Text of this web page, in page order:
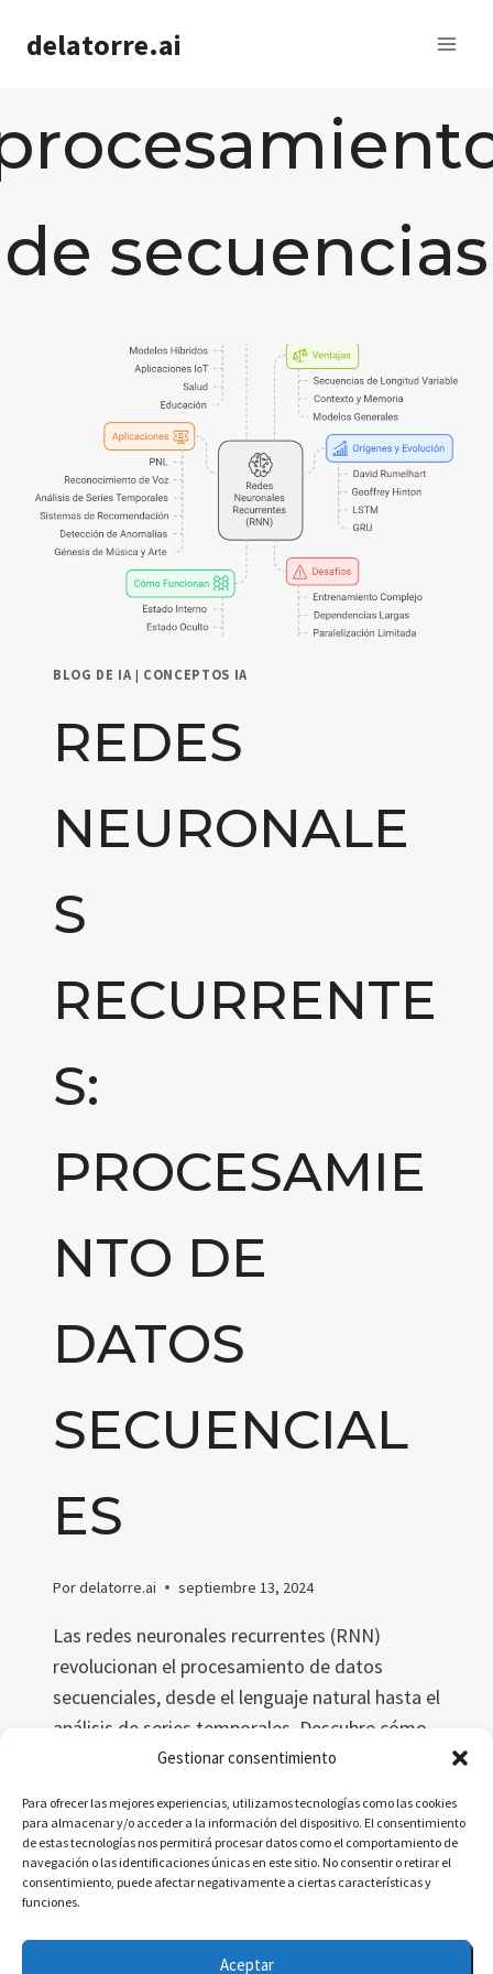
Gestionar consentimiento
Para ofrecer las mejores experiencias, utilizamos tecnologías como las cookies
para almacenar y/o acceder a la información del dispositivo. El consentimiento
de estas tecnologías nos permitirá procesar datos como el comportamiento de
navegación o las identificaciones únicas en este sitio. No consentir o retirar el
consentimiento, puede afectar negativamente a ciertas características y
funciones.
Aceptar
delatorre.ai
de secuencias
BLOG DE IA | CONCEPTOS IA
REDES
NEURONALE
S
RECURRENTE
S:
PROCESAMIE
NTO DE
DATOS
SECUENCIAL
ES
Pordelatorre.ai septiembre 13, 2024
Las redes neuronales recurrentes (RNN)
revolucionan el procesamiento de datos
secuenciales, desde el lenguaje natural hasta el
análisis de series temporales. Descubre cómo
funcionan, sus aplicaciones prácticas y su
automática, la predicción financiera y el
reconocimiento de voz.
LEER MÁS